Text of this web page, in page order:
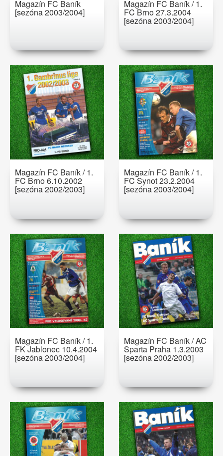
Magazín FC Baník
[sezóna 2003/2004]
Magazín FC Baník / 1.
FC Brno 27.3.2004
[sezóna 2003/2004]
Magazín FC Baník / 1.
FC Brno 6.10.2002
[sezóna 2002/2003]
Magazín FC Baník / 1.
FC Synot 23.2.2004
[sezóna 2003/2004]
Magazín FC Baník / 1.
FK Jablonec 10.4.2004
[sezóna 2003/2004]
Magazín FC Baník / AC
Sparta Praha 1.3.2003
[sezóna 2002/2003]